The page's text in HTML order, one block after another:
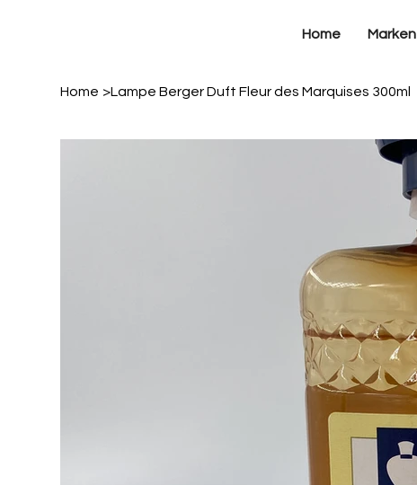
Home Marken
Home >Lampe Berger Duft Fleur des Marquises 300ml